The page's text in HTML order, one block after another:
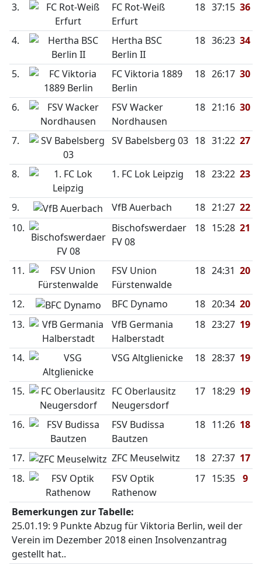
3.
FC Rot-Weiß
Erfurt
18 37:15 36
4.
Hertha BSC
Berlin II
18 36:23 34
5.
FC Viktoria 1889
Berlin
18 26:17 30
6.
FSV Wacker
Nordhausen
18 21:16 30
7. SV Babelsberg 03 18 31:22 27
8. 1. FC Lok Leipzig 18 23:22 23
9. VfB Auerbach 18 21:27 22
10.
Bischofswerdaer
FV 08
18 15:28 21
11.
FSV Union
Fürstenwalde
18 24:31 20
12. BFC Dynamo 18 20:34 20
13.
VfB Germania
Halberstadt
18 23:27 19
14. VSG Altglienicke 18 28:37 19
15.
FC Oberlausitz
Neugersdorf
17 18:29 19
16.
FSV Budissa
Bautzen
18 11:26 18
17. ZFC Meuselwitz 18 27:37 17
18.
FSV Optik
Rathenow
17 15:35 9
Bemerkungen zur Tabelle:
25.01.19: 9 Punkte Abzug für Viktoria Berlin, weil der
Verein im Dezember 2018 einen Insolvenzantrag
gestellt hat..